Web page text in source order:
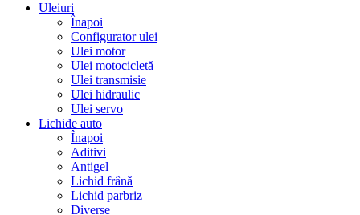
Uleiuri
Înapoi
Configurator ulei
Ulei motor
Ulei motocicletă
Ulei transmisie
Ulei hidraulic
Ulei servo
Lichide auto
Înapoi
Aditivi
Antigel
Lichid frână
Lichid parbriz
Diverse